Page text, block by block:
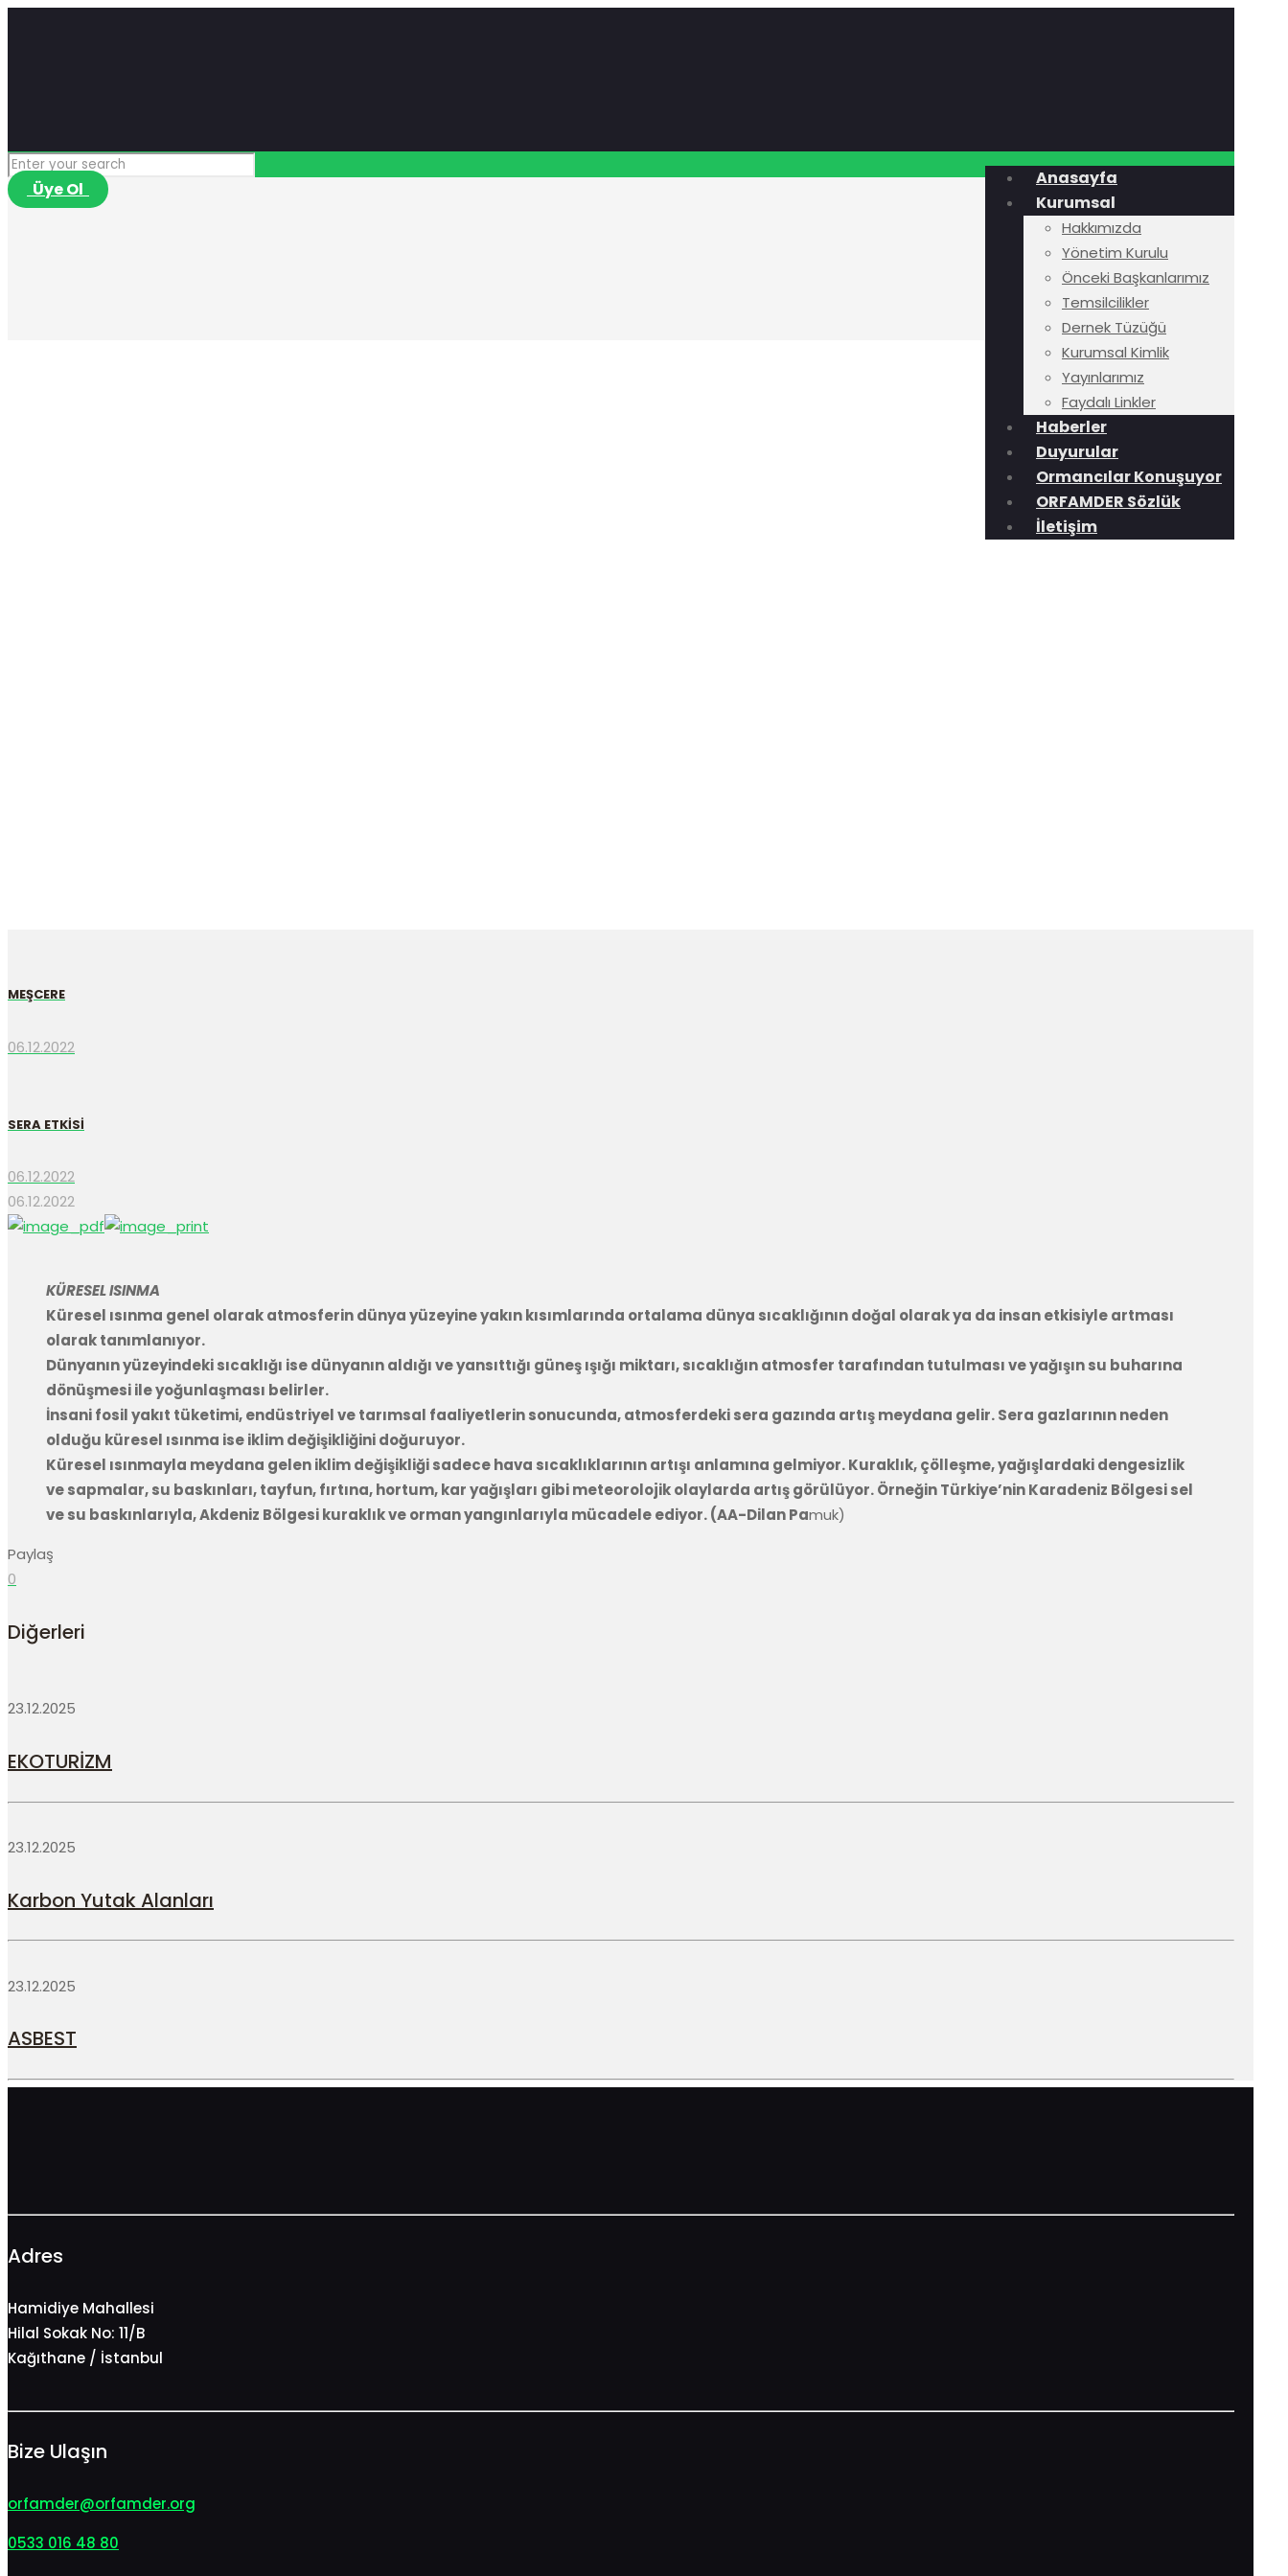
Anasayfa
Kurumsal
Hakkımızda
Yönetim Kurulu
Önceki Başkanlarımız
Temsilcilikler
Dernek Tüzüğü
Kurumsal Kimlik
Yayınlarımız
Faydalı Linkler
Haberler
Duyurular
Ormancılar Konuşuyor
ORFAMDER Sözlük
İletişim
Üye Ol
MEŞCERE
06.12.2022
SERA ETKİSİ
06.12.2022
06.12.2022
KÜRESEL ISINMA
Küresel ısınma genel olarak atmosferin dünya yüzeyine yakın kısımlarında ortalama dünya sıcaklığının doğal olarak ya da insan etkisiyle artması
olarak tanımlanıyor.
Dünyanın yüzeyindeki sıcaklığı ise dünyanın aldığı ve yansıttığı güneş ışığı miktarı, sıcaklığın atmosfer tarafından tutulması ve yağışın su buharına
dönüşmesi ile yoğunlaşması belirler.
İnsani fosil yakıt tüketimi, endüstriyel ve tarımsal faaliyetlerin sonucunda, atmosferdeki sera gazında artış meydana gelir. Sera gazlarının neden
olduğu küresel ısınma ise iklim değişikliğini doğuruyor.
Küresel ısınmayla meydana gelen iklim değişikliği sadece hava sıcaklıklarının artışı anlamına gelmiyor. Kuraklık, çölleşme, yağışlardaki dengesizlik
ve sapmalar, su baskınları, tayfun, fırtına, hortum, kar yağışları gibi meteorolojik olaylarda artış görülüyor. Örneğin Türkiye’nin Karadeniz Bölgesi sel
ve su baskınlarıyla, Akdeniz Bölgesi kuraklık ve orman yangınlarıyla mücadele ediyor. (AA-Dilan Pamuk)
Paylaş
0
Diğerleri
23.12.2025
EKOTURİZM
23.12.2025
Karbon Yutak Alanları
23.12.2025
ASBEST
Adres
Hamidiye Mahallesi
Hilal Sokak No: 11/B
Kağıthane / İstanbul
Bize Ulaşın
orfamder@orfamder.org
0533 016 48 80